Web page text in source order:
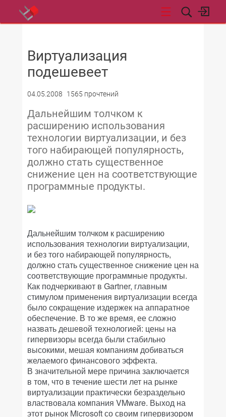
Виртуализация
подешевеет
04.05.2008 1565 прочтений
Дальнейшим толчком к
расширению использования
технологии виртуализации, и без
того набирающей популярность,
должно стать существенное
снижение цен на соответствующие
программные продукты.
Дальнейшим толчком к расширению
использования технологии виртуализации,
и без того набирающей популярность,
должно стать существенное снижение цен на
соответствующие программные продукты.
Как подчеркивают в Gartner, главным
стимулом применения виртуализации всегда
было сокращение издержек на аппаратное
обеспечение. В то же время, ее сложно
назвать дешевой технологией: цены на
гипервизоры всегда были стабильно
высокими, мешая компаниям добиваться
желаемого финансового эффекта.
В значительной мере причина заключается
в том, что в течение шести лет на рынке
виртуализации практически безраздельно
властвовала компания VMware. Выход на
этот рынок Microsoft со своим гипервизором